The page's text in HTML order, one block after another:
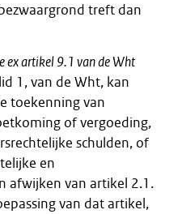
treft dan
ex artikel 9.1 van de Wht
1, van de Wht, kan
toekenning van
of vergoeding,
schulden, of
en
afwijken van artikel 2.1.
van dat artikel,